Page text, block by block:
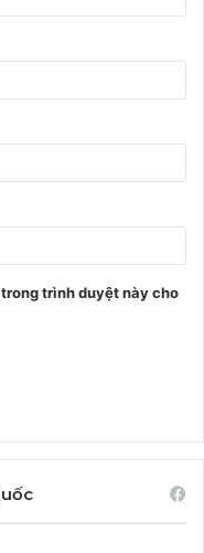
trình duyệt này cho